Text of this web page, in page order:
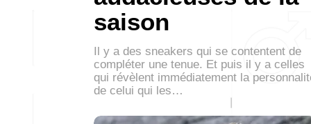
saison
Il y a des sneakers qui se contentent de
compléter une tenue. Et puis il y a celles
qui révèlent immédiatement la
de celui qui les…